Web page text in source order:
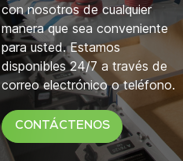
con nosotros de cualquier
manera que sea conveniente
para usted. Estamos
disponibles 24/7 a través de
correo electrónico o teléfono.
CONTÁCTENOS